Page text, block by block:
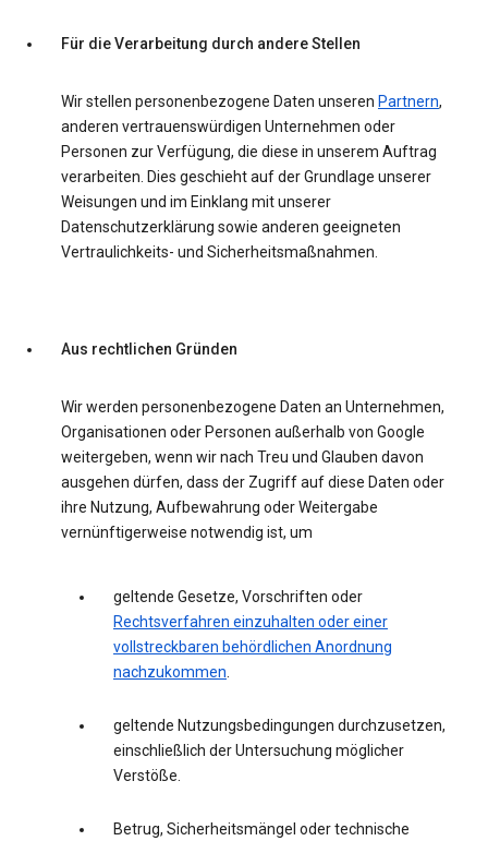
Für die Verarbeitung durch andere Stellen
Wir stellen personenbezogene Daten unseren Partnern,
anderen vertrauenswürdigen Unternehmen oder
Personen zur Verfügung, die diese in unserem Auftrag
verarbeiten. Dies geschieht auf der Grundlage unserer
Weisungen und im Einklang mit unserer
Datenschutzerklärung sowie anderen geeigneten
Vertraulichkeits- und Sicherheitsmaßnahmen.
Aus rechtlichen Gründen
Wir werden personenbezogene Daten an Unternehmen,
Organisationen oder Personen außerhalb von Google
weitergeben, wenn wir nach Treu und Glauben davon
ausgehen dürfen, dass der Zugriff auf diese Daten oder
ihre Nutzung, Aufbewahrung oder Weitergabe
vernünftigerweise notwendig ist, um
geltende Gesetze, Vorschriften oder
Rechtsverfahren einzuhalten oder einer
vollstreckbaren behördlichen Anordnung
nachzukommen.
geltende Nutzungsbedingungen durchzusetzen,
einschließlich der Untersuchung möglicher
Verstöße.
Betrug, Sicherheitsmängel oder technische